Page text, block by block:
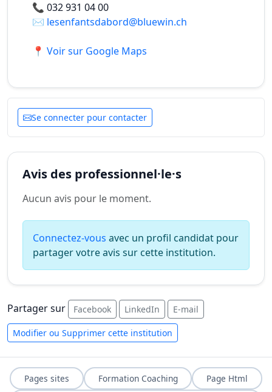
📞 032 931 04 00
✉️ lesenfantsdabord@bluewin.ch
📍 Voir sur Google Maps
Se connecter pour contacter
Avis des professionnel·le·s
Aucun avis pour le moment.
Connectez-vous avec un profil candidat pour
partager votre avis sur cette institution.
Partager sur Facebook LinkedIn E-mail
Modifier ou Supprimer cette institution
Pages sites Formation Coaching Page Html